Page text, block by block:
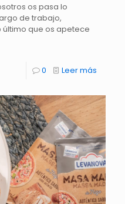
os pasa lo
de trabajo,
que os apetece
0 Leer más